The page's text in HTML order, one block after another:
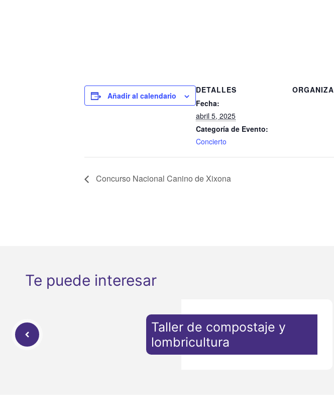
Añadir al calendario
DETALLES
Fecha:
abril 5, 2025
Categoría de Evento:
Concierto
Concurso Nacional Canino de Xixona
Te puede interesar
Taller de compostaje y
lombricultura